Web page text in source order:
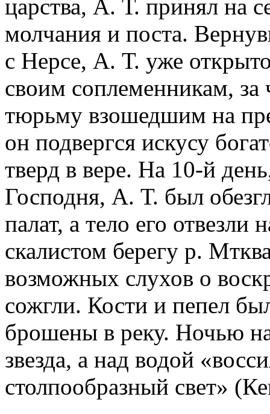
царства, А. Т. принял на
молчания и поста.
с Нерсе, А. Т. уже
своим соплеменникам, за
тюрьму взошедшим на
он подвергся искусу
тверд в вере. На 10-й
Господня, А. Т. был
палат, а тело его
скалистом берегу р.
возможных слухов о
сожгли. Кости и пепел
брошены в реку. Ночью
звезда, а над водой
столпообразный свет»